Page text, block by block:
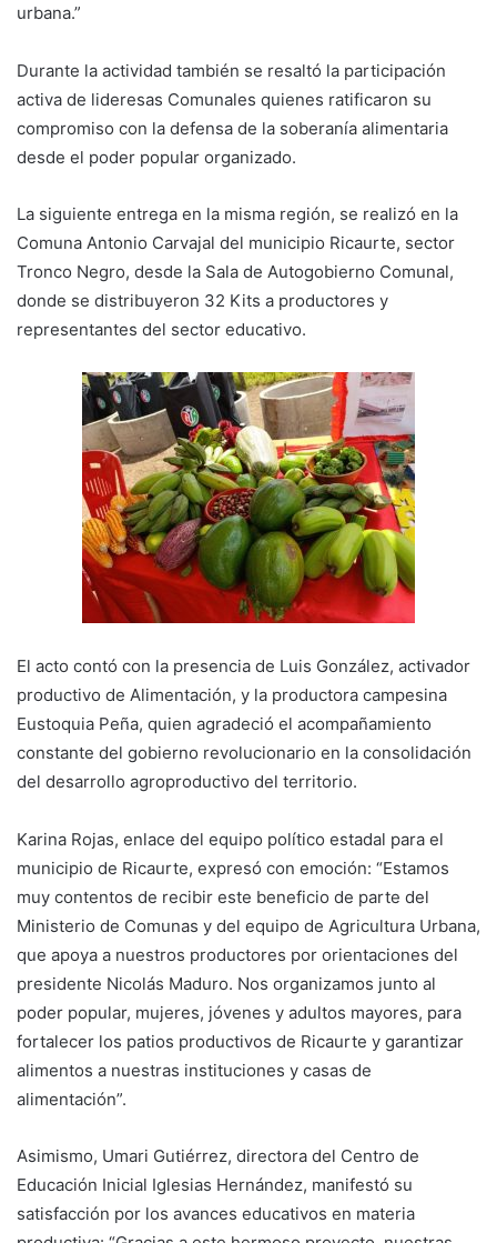
urbana.”
‎Durante la actividad también se resaltó la participación
activa de lideresas Comunales quienes ratificaron su
compromiso con la defensa de la soberanía alimentaria
desde el poder popular organizado.
La siguiente entrega en la misma región, se realizó en la
Comuna Antonio Carvajal del municipio Ricaurte, sector
Tronco Negro, desde la Sala de Autogobierno Comunal,
donde se distribuyeron 32 Kits a productores y
representantes del sector educativo.
El acto contó con la presencia de Luis González, activador
productivo de Alimentación, y la productora campesina
Eustoquia Peña, quien agradeció el acompañamiento
constante del gobierno revolucionario en la consolidación
del desarrollo agroproductivo del territorio.
‎Karina Rojas, enlace del equipo político estadal para el
municipio de Ricaurte, expresó con emoción: “Estamos
muy contentos de recibir este beneficio de parte del
Ministerio de Comunas y del equipo de Agricultura Urbana,
que apoya a nuestros productores por orientaciones del
presidente Nicolás Maduro. Nos organizamos junto al
poder popular, mujeres, jóvenes y adultos mayores, para
fortalecer los patios productivos de Ricaurte y garantizar
alimentos a nuestras instituciones y casas de
alimentación”.
Asimismo, Umari Gutiérrez, directora del Centro de
Educación Inicial Iglesias Hernández, manifestó su
satisfacción por los avances educativos en materia